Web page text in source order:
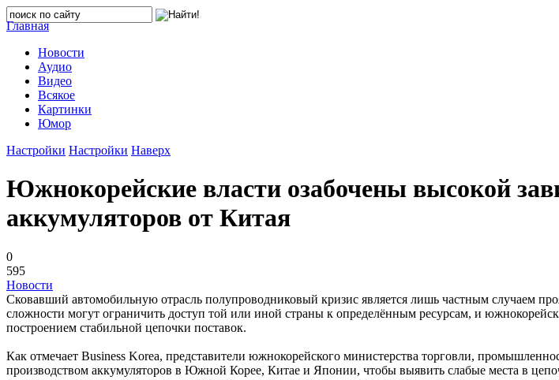
Главная
Новости
Аудио
Видео
Всякое
Картинки
Юмор
Настройки Настройки Наверх
Южнокорейские власти озабочены высокой
аккумуляторов от Китая
0
595
Новости
Сковавший автомобильную отрасль полупроводниковый кризис является лишь частным случаем
сложности могут ограничить доступ той или иной страны к определённым ресурсам, и
построением стабильной цепочки поставок.
Как отмечает Business Korea, представители южнокорейского министерства торговли,
производством аккумуляторов в Южной Корее, Китае и Японии, чтобы выявить слабые места в